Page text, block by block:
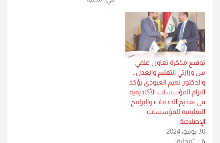
توقيع مذكرة تعاون علمي
بين وزارتي التعليم والعدل..
والدكتور نعيم العبودي يؤكد
التزام المؤسسات الأكاديمية
في تقديم الخدمات والبرامج
التعليمية للمؤسسات
الإصلاحية
30 يونيو، 2024
في "محلية"